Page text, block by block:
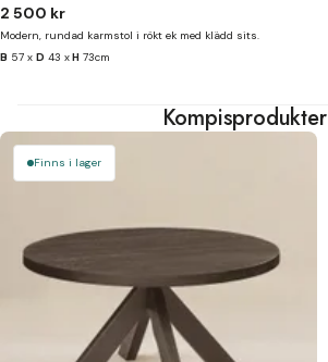
2 500 kr
Modern, rundad karmstol i rökt ek med klädd sits.
B 57 x D 43 xH 73cm
Kompisprodukter
Finns i lager